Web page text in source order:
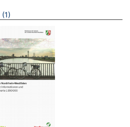
1 BROSCHÜREN